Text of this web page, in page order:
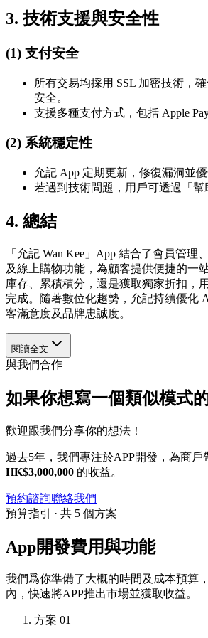
3. 技術支援與安全性
(1) 支付安全
所有交易均採用 SSL 加密技術，
安全。
支援多種支付方式，包括 Apple Pay
(2) 系統穩定性
允記 App 定期更新，修復漏洞並優
若遇到技術問題，用戶可透過「幫
4. 總結
「允記 Wan Kee」App 結合了會員管理
及線上購物功能，為顧客提供便捷的一
庫存、累積積分，還是獲取獨家折扣，
完成。隨著數位化趨勢，允記持續優化
客滿意度及品牌忠誠度。
閱讀全文
與我們合作
如果你想寫一個類似模式
歡迎跟我們分享你的想法！
過去5年，我們專注於APP開發，為商戶
HK$3,000,000 的收益。
預約諮詢聯絡我們
預算指引 · 共 5 個方案
App開發費用與功能
我們爲你準備了大概的時間及成本預算
內，快速將APP推出市場並獲取收益。
方案 01